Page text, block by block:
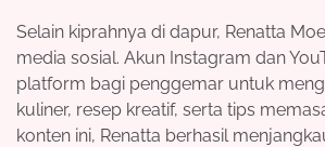
Selain kiprahnya di dapur, Renatta
media sosial. Akun Instagram dan
platform bagi penggemar untuk
kuliner, resep kreatif, serta tips
konten ini, Renatta berhasil